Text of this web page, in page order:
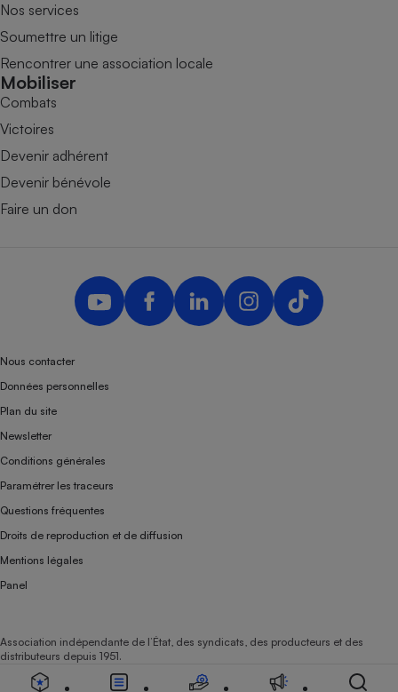
Nos services
Soumettre un litige
Rencontrer une association locale
Mobiliser
Combats
Victoires
Devenir adhérent
Devenir bénévole
Faire un don
Nous contacter
Données personnelles
Plan du site
Newsletter
Conditions générales
Paramétrer les traceurs
Questions fréquentes
Droits de reproduction et de diffusion
Mentions légales
Panel
Association indépendante de l’État, des syndicats, des producteurs et des
distributeurs depuis 1951.